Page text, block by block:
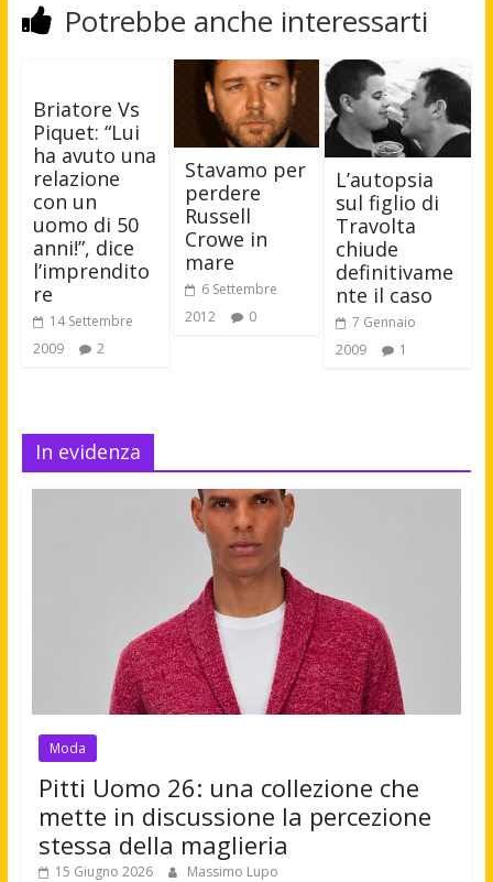
Potrebbe anche interessarti
Briatore Vs
Piquet: “Lui
ha avuto una
relazione
con un
uomo di 50
anni!”, dice
l’imprendito
re
14 Settembre
2009
2
Stavamo per
perdere
Russell
Crowe in
mare
6 Settembre
2012
0
L’autopsia
sul figlio di
Travolta
chiude
definitivame
nte il caso
7 Gennaio
2009
1
In evidenza
Moda
Pitti Uomo 26: una collezione che
mette in discussione la percezione
stessa della maglieria
15 Giugno 2026 Massimo Lupo